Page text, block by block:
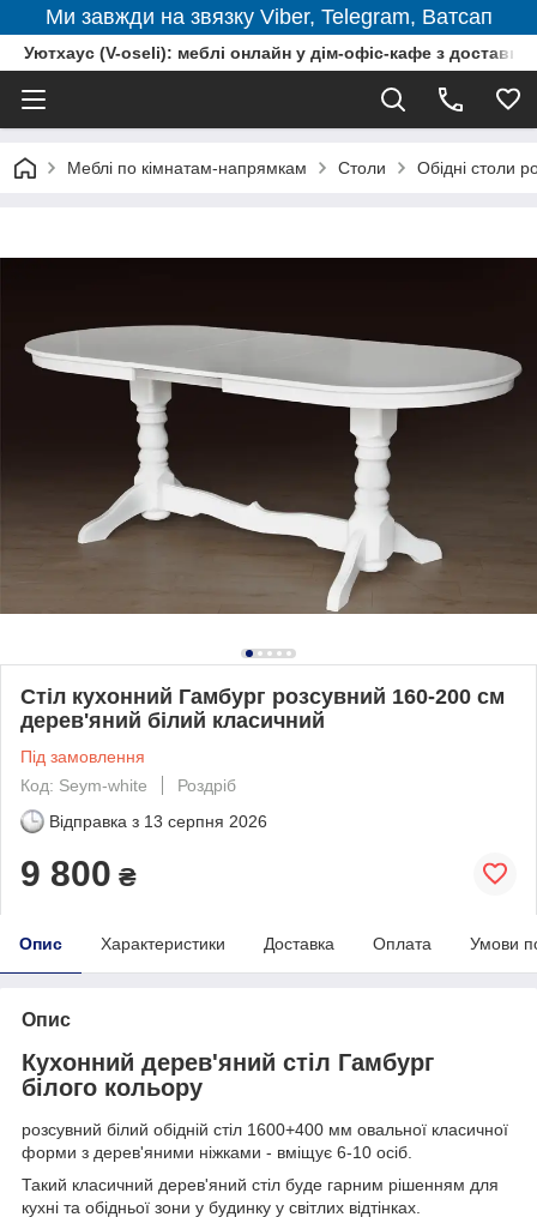
Ми завжди на звязку Viber, Telegram, Ватсап
Уютхаус (V-oseli): меблі онлайн у дім-офіс-кафе з
Меблі по кімнатам-напрямкам Столи Обідні столи
Стіл кухонний Гамбург розсувний 160-200 см
дерев'яний білий класичний
Під замовлення
Код: Seym-white
Роздріб
Відправка з 13 серпня 2026
9 800 ₴
Опис Характеристики Доставка Оплата Умови
Опис
Кухонний дерев'яний стіл Гамбург
білого кольору
розсувний білий обідній стіл 1600+400 мм овальної класичної
форми з дерев'яними ніжками - вміщує 6-10 осіб.
Такий класичний дерев'яний стіл буде гарним рішенням для
кухні та обідньої зони у будинку у світлих відтінках.